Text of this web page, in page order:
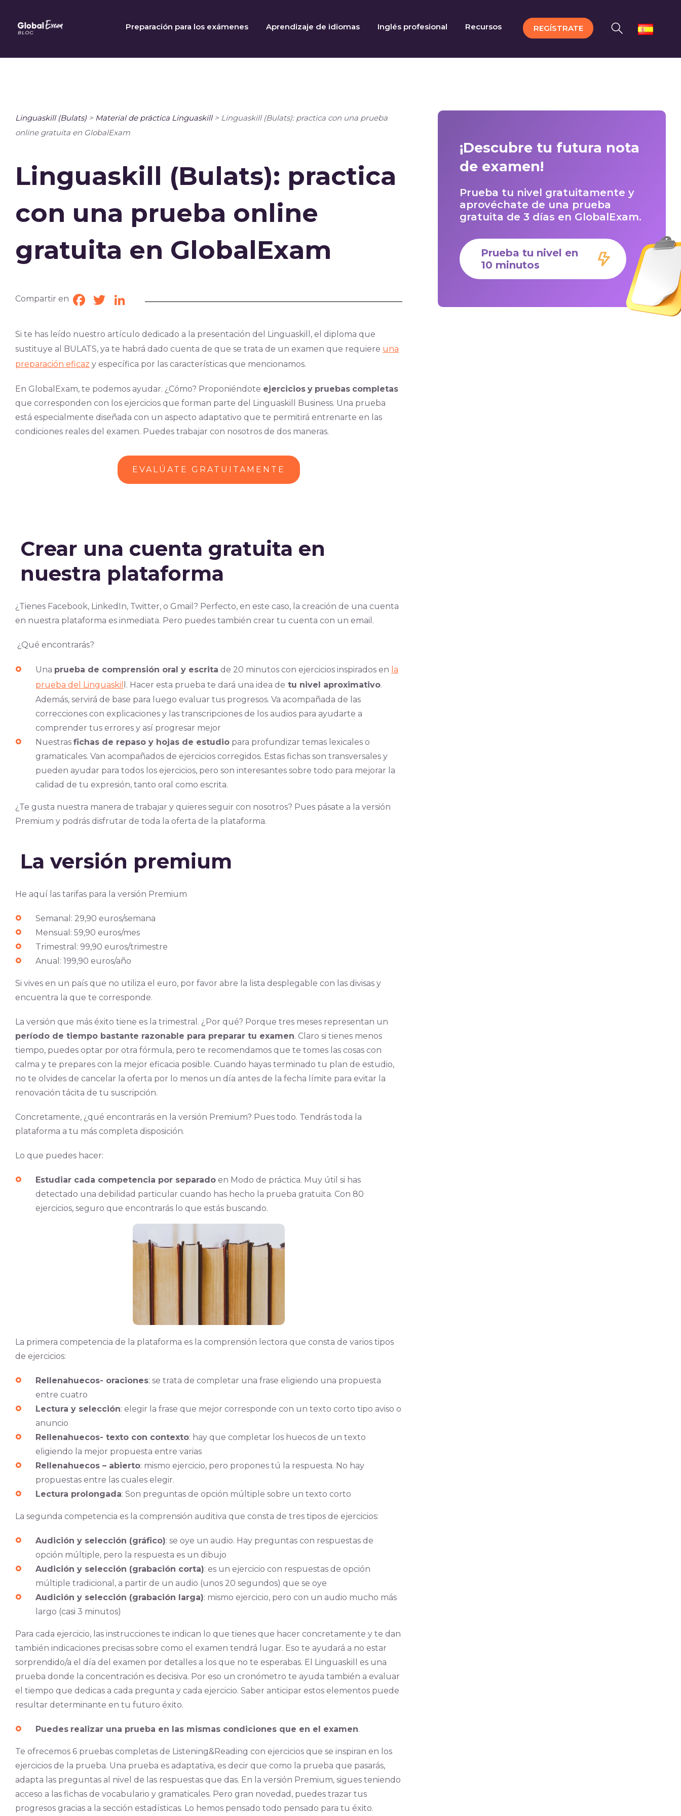
content
Preparación para los exámenes Aprendizaje de idiomas Inglés profesional Recursos REGÍSTRATE
Linguaskill (Bulats) > Material de práctica Linguaskill> Linguaskill (Bulats): practica con una prueba
online gratuita en GlobalExam
Linguaskill (Bulats): practica
con una prueba online
gratuita en GlobalExam
Compartir en Facebook
TwitterLinkedIn
Si te has leído nuestro artículo dedicado a la presentación del Linguaskill, el diploma que
sustituye al BULATS, ya te habrá dado cuenta de que se trata de un examen que requiere una
preparación eficaz y específica por las características que mencionamos.
En GlobalExam, te podemos ayudar. ¿Cómo? Proponiéndote ejercicios y pruebas completas
que corresponden con los ejercicios que forman parte del Linguaskill Business. Una prueba
está especialmente diseñada con un aspecto adaptativo que te permitirá entrenarte en las
condiciones reales del examen. Puedes trabajar con nosotros de dos maneras.
EVALÚATE GRATUITAMENTE
Crear una cuenta gratuita en
nuestra plataforma
¿Tienes Facebook, LinkedIn, Twitter, o Gmail? Perfecto, en este caso, la creación de una cuenta
en nuestra plataforma es inmediata. Pero puedes también crear tu cuenta con un email.
¿Qué encontrarás?
Una prueba de comprensión oral y escrita de 20 minutos con ejercicios inspirados en la
prueba del Linguaskil
l. Hacer esta prueba te dará una idea de tu nivel aproximativo.
Además, servirá de base para luego evaluar tus progresos. Va acompañada de las
correcciones con explicaciones y las transcripciones de los audios para ayudarte a
comprender tus errores y así progresar mejor
Nuestras fichas de repaso y hojas de estudio para profundizar temas lexicales o
gramaticales. Van acompañados de ejercicios corregidos. Estas fichas son transversales y
pueden ayudar para todos los ejercicios, pero son interesantes sobre todo para mejorar la
calidad de tu expresión, tanto oral como escrita.
¿Te gusta nuestra manera de trabajar y quieres seguir con nosotros? Pues pásate a la versión
Premium y podrás disfrutar de toda la oferta de la plataforma.
La versión premium
He aquí las tarifas para la versión Premium
Semanal: 29,90 euros/semana
Mensual: 59,90 euros/mes
Trimestral: 99,90 euros/trimestre
Anual: 199,90 euros/año
Si vives en un país que no utiliza el euro, por favor abre la lista desplegable con las divisas y
encuentra la que te corresponde.
La versión que más éxito tiene es la trimestral. ¿Por qué? Porque tres meses representan un
período de tiempo bastante razonable para preparar tu examen. Claro si tienes menos
tiempo, puedes optar por otra fórmula, pero te recomendamos que te tomes las cosas con
calma y te prepares con la mejor eficacia posible. Cuando hayas terminado tu plan de estudio,
no te olvides de cancelar la oferta por lo menos un día antes de la fecha límite para evitar la
renovación tácita de tu suscripción.
Concretamente, ¿qué encontrarás en la versión Premium? Pues todo. Tendrás toda la
plataforma a tu más completa disposición.
Lo que puedes hacer:
Estudiar cada competencia por separado en Modo de práctica. Muy útil si has
detectado una debilidad particular cuando has hecho la prueba gratuita. Con 80
ejercicios, seguro que encontrarás lo que estás buscando.
La primera competencia de la plataforma es la comprensión lectora que consta de varios tipos
de ejercicios:
Rellenahuecos- oraciones: se trata de completar una frase eligiendo una propuesta
entre cuatro
Lectura y selección: elegir la frase que mejor corresponde con un texto corto tipo aviso o
anuncio
Rellenahuecos- texto con contexto: hay que completar los huecos de un texto
eligiendo la mejor propuesta entre varias
Rellenahuecos – abierto: mismo ejercicio, pero propones tú la respuesta. No hay
propuestas entre las cuales elegir.
Lectura prolongada: Son preguntas de opción múltiple sobre un texto corto
La segunda competencia es la comprensión auditiva que consta de tres tipos de ejercicios:
Audición y selección (gráfico): se oye un audio. Hay preguntas con respuestas de
opción múltiple, pero la respuesta es un dibujo
Audición y selección (grabación corta): es un ejercicio con respuestas de opción
múltiple tradicional, a partir de un audio (unos 20 segundos) que se oye
Audición y selección (grabación larga): mismo ejercicio, pero con un audio mucho más
largo (casi 3 minutos)
Para cada ejercicio, las instrucciones te indican lo que tienes que hacer concretamente y te dan
también indicaciones precisas sobre como el examen tendrá lugar. Eso te ayudará a no estar
sorprendido/a el día del examen por detalles a los que no te esperabas. El Linguaskill es una
prueba donde la concentración es decisiva. Por eso un cronómetro te ayuda también a evaluar
el tiempo que dedicas a cada pregunta y cada ejercicio. Saber anticipar estos elementos puede
resultar determinante en tu futuro éxito.
Puedes realizar una prueba en las mismas condiciones que en el examen.
Te ofrecemos 6 pruebas completas de Listening&Reading con ejercicios que se inspiran en los
ejercicios de la prueba. Una prueba es adaptativa, es decir que como la prueba que pasarás,
adapta las preguntas al nivel de las respuestas que das. En la versión Premium, sigues teniendo
acceso a las fichas de vocabulario y gramaticales. Pero gran novedad, puedes trazar tus
progresos gracias a la sección estadísticas. Lo hemos pensado todo pensado para tu éxito.
¡Descubre tu futura nota
de examen!
Prueba tu nivel gratuitamente y
aprovéchate de una prueba
gratuita de 3 días en GlobalExam.
Prueba tu nivel en
10 minutos